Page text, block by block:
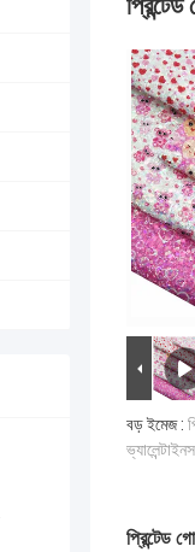
বড় ইমেজ :
প্রিন্টেড